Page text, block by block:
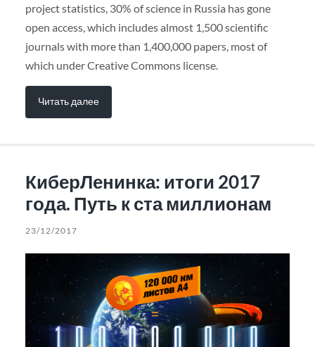
project statistics, 30% of science in Russia has gone
open access, which includes almost 1,500 scientific
journals with more than 1,400,000 papers, most of
which under Creative Commons license.
Читать далее
КиберЛенинка: итоги 2017
года. Путь к ста миллионам
23/12/2017